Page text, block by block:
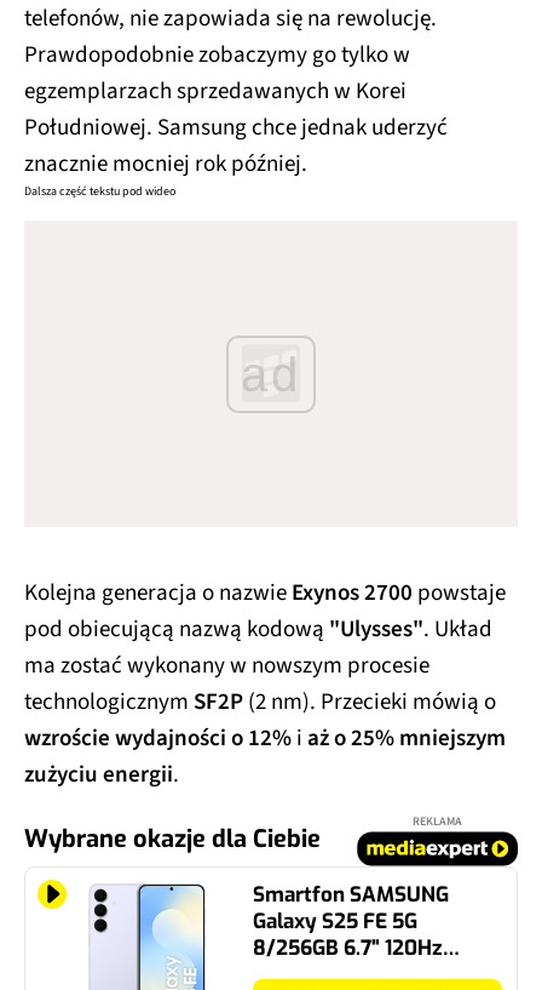
telefonów, nie zapowiada się na rewolucję.
Prawdopodobnie zobaczymy go tylko w
egzemplarzach sprzedawanych w Korei
Południowej. Samsung chce jednak uderzyć
znacznie mocniej rok później.
Dalsza część tekstu pod wideo
ad
Kolejna generacja o nazwieExynos 2700 powstaje
pod obiecującą nazwą kodową "Ulysses". Układ
ma zostać wykonany w nowszym procesie
technologicznym SF2P(2 nm). Przecieki mówią o
wzroście wydajności o 12%iaż o 25% mniejszym
zużyciu energii.
Wybrane okazje dla Ciebie
REKLAMA
Smartfon SAMSUNG
Galaxy S25 FE 5G
8/256GB 6.7" 120Hz
Niebieski SM-S731